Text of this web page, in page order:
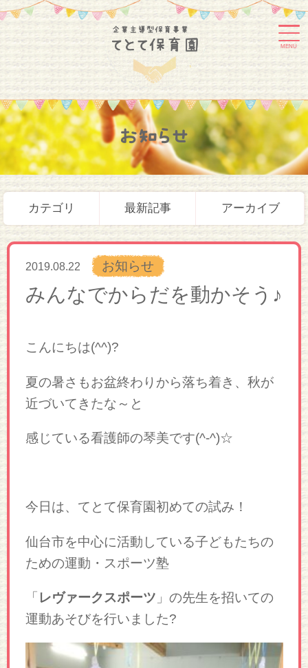
MENU
お知らせ
カテゴリ 最新記事 アーカイブ
2019.08.22 お知らせ
みんなでからだを動かそう♪
こんにちは(^^)?
夏の暑さもお盆終わりから落ち着き、秋が
近づいてきたな～と
感じている看護師の琴美です(^-^)☆
今日は、てとて保育園初めての試み！
仙台市を中心に活動している子どもたちの
ための運動・スポーツ塾
「 レヴァークスポーツ 」の先生を招いての
運動あそびを行いました?